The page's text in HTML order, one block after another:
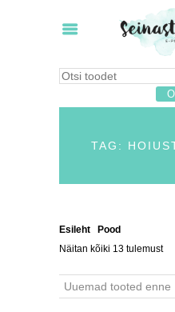
TAG:
Esileht Pood
Näitan kõiki 13 tulemust